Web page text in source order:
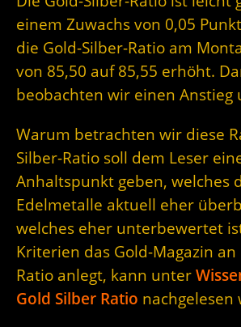
einem Zuwachs von 0,05
die Gold-Silber-Ratio am
von 85,50 auf 85,55 erhöht.
beobachten wir einen Anstieg
Warum betrachten wir diese
Silber-Ratio soll dem Leser
Anhaltspunkt geben, welches
Edelmetalle aktuell eher
welches eher unterbewertet
Kriterien das Gold-Magazin
Ratio anlegt, kann unter
Gold Silber Ratio nachgelesen